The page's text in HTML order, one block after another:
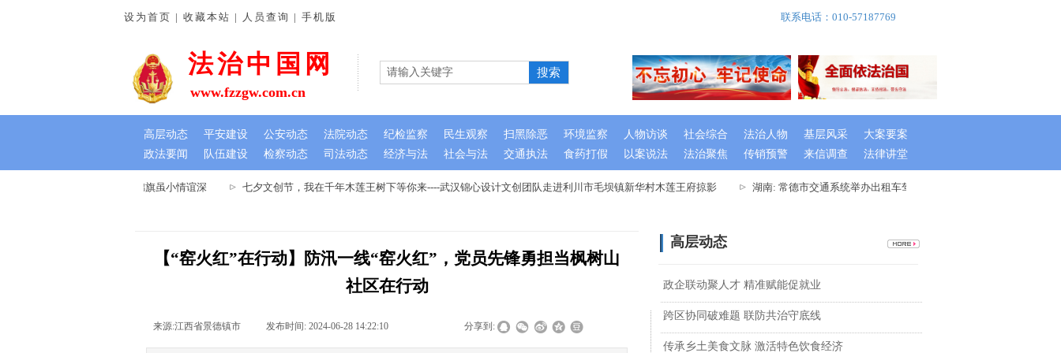
许法院：排忧解难暖民心 锦旗虽小情谊深 七夕文创节，我在千年木莲王树下等你来----武汉锦心设计文创团队走进利川市毛坝镇新华村木莲王府掠影 湖南: 常德市交通系统举办出租车驾驶员创文专题培训班
法治中国网
政法要闻 队伍建设 检察动态 司法动态 经济与法 社会与法 交通执法 食药打假 以案说法 法治聚焦 传销预警 来信调查 法律讲堂
设为首页 | 收藏本站 | 人员查询 | 手机版 联系电话：010-57187769
搜索
www.fzzgw.com.cn
高层动态 平安建设 公安动态 法院动态 纪检监察 民生观察 扫黑除恶 环境监察 人物访谈 社会综合 法治人物 基层风采 大案要案
高层动态
【“窑火红”在行动】防汛一线“窑火红”，党员先锋勇担当枫树山
社区在行动
来源:江西省景德镇市 发布时间: 2024-06-28 14:22:10 分享到:
政企联动聚人才 精准赋能促就业
跨区协同破难题 联防共治守底线
传承乡土美食文脉 激活特色饮食经济